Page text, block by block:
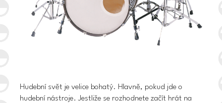
Hudební svět je velice bohatý. Hlavně, pokud jde o
hudební nástroje. Jestliže se rozhodnete začít hrát na